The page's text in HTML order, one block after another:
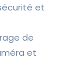
et
de
et